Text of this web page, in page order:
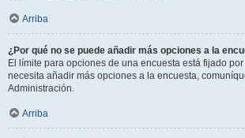
Arriba
¿Por qué no se puede añadir más opciones a la
El límite para opciones de una encuesta está fijado
necesita añadir más opciones a la encuesta,
Administración.
Arriba